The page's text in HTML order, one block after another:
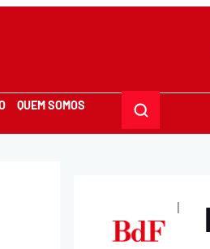
QUEM SOMOS
|